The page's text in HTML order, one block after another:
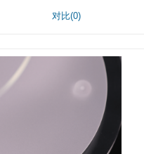
对比(0)